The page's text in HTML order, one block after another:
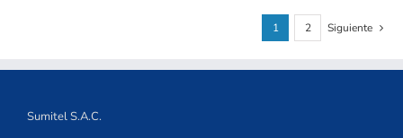
1 2 Siguiente
Sumitel S.A.C.